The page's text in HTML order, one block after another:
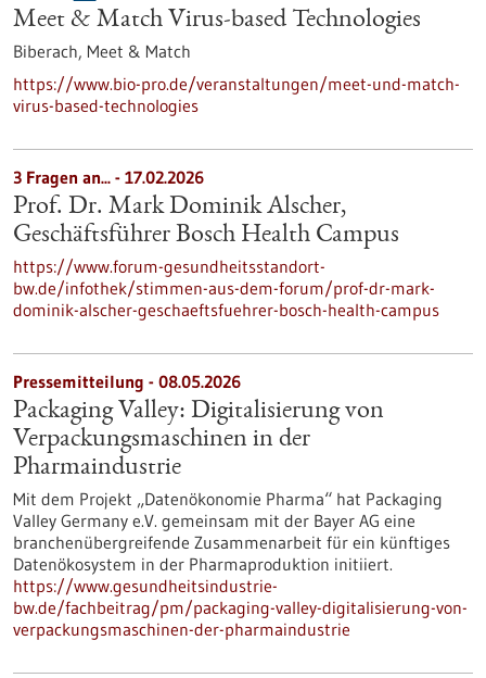
Meet & Match Virus-based Technologies
Biberach, Meet & Match
https://www.bio-pro.de/veranstaltungen/meet-und-match-
virus-based-technologies
3 Fragen an... - 17.02.2026
Prof. Dr. Mark Dominik Alscher,
Geschäftsführer Bosch Health Campus
https://www.forum-gesundheitsstandort-
bw.de/infothek/stimmen-aus-dem-forum/prof-dr-mark-
dominik-alscher-geschaeftsfuehrer-bosch-health-campus
Pressemitteilung - 08.05.2026
Packaging Valley: Digitalisierung von
Verpackungsmaschinen in der
Pharmaindustrie
Mit dem Projekt „Datenökonomie Pharma“ hat Packaging
Valley Germany e.V. gemeinsam mit der Bayer AG eine
branchenübergreifende Zusammenarbeit für ein künftiges
Datenökosystem in der Pharmaproduktion initiiert.
https://www.gesundheitsindustrie-
bw.de/fachbeitrag/pm/packaging-valley-digitalisierung-von-
verpackungsmaschinen-der-pharmaindustrie